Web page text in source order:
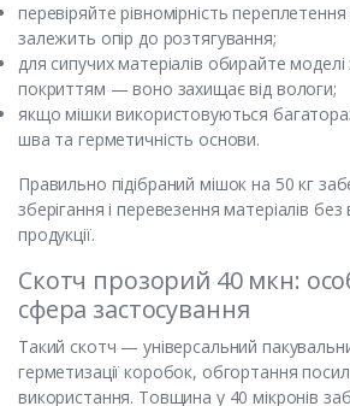
перевіряйте рівномірність
залежить опір до розтягування;
для сипучих матеріалів обирайте
покриттям — воно захищає від вологи;
якщо мішки використовуються
шва та герметичність основи.
Правильно підібраний мішок на 50 кг
зберігання і перевезення матеріалів без
продукції.
Скотч прозорий 40 мкн:
сфера застосування
Такий скотч — універсальний
герметизації коробок, обгортання
використання. Товщина у 40 мікронів